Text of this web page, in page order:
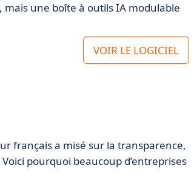
mais une boîte à outils IA modulable
VOIR LE LOGICIEL
français a misé sur la transparence,
pourquoi beaucoup d’entreprises